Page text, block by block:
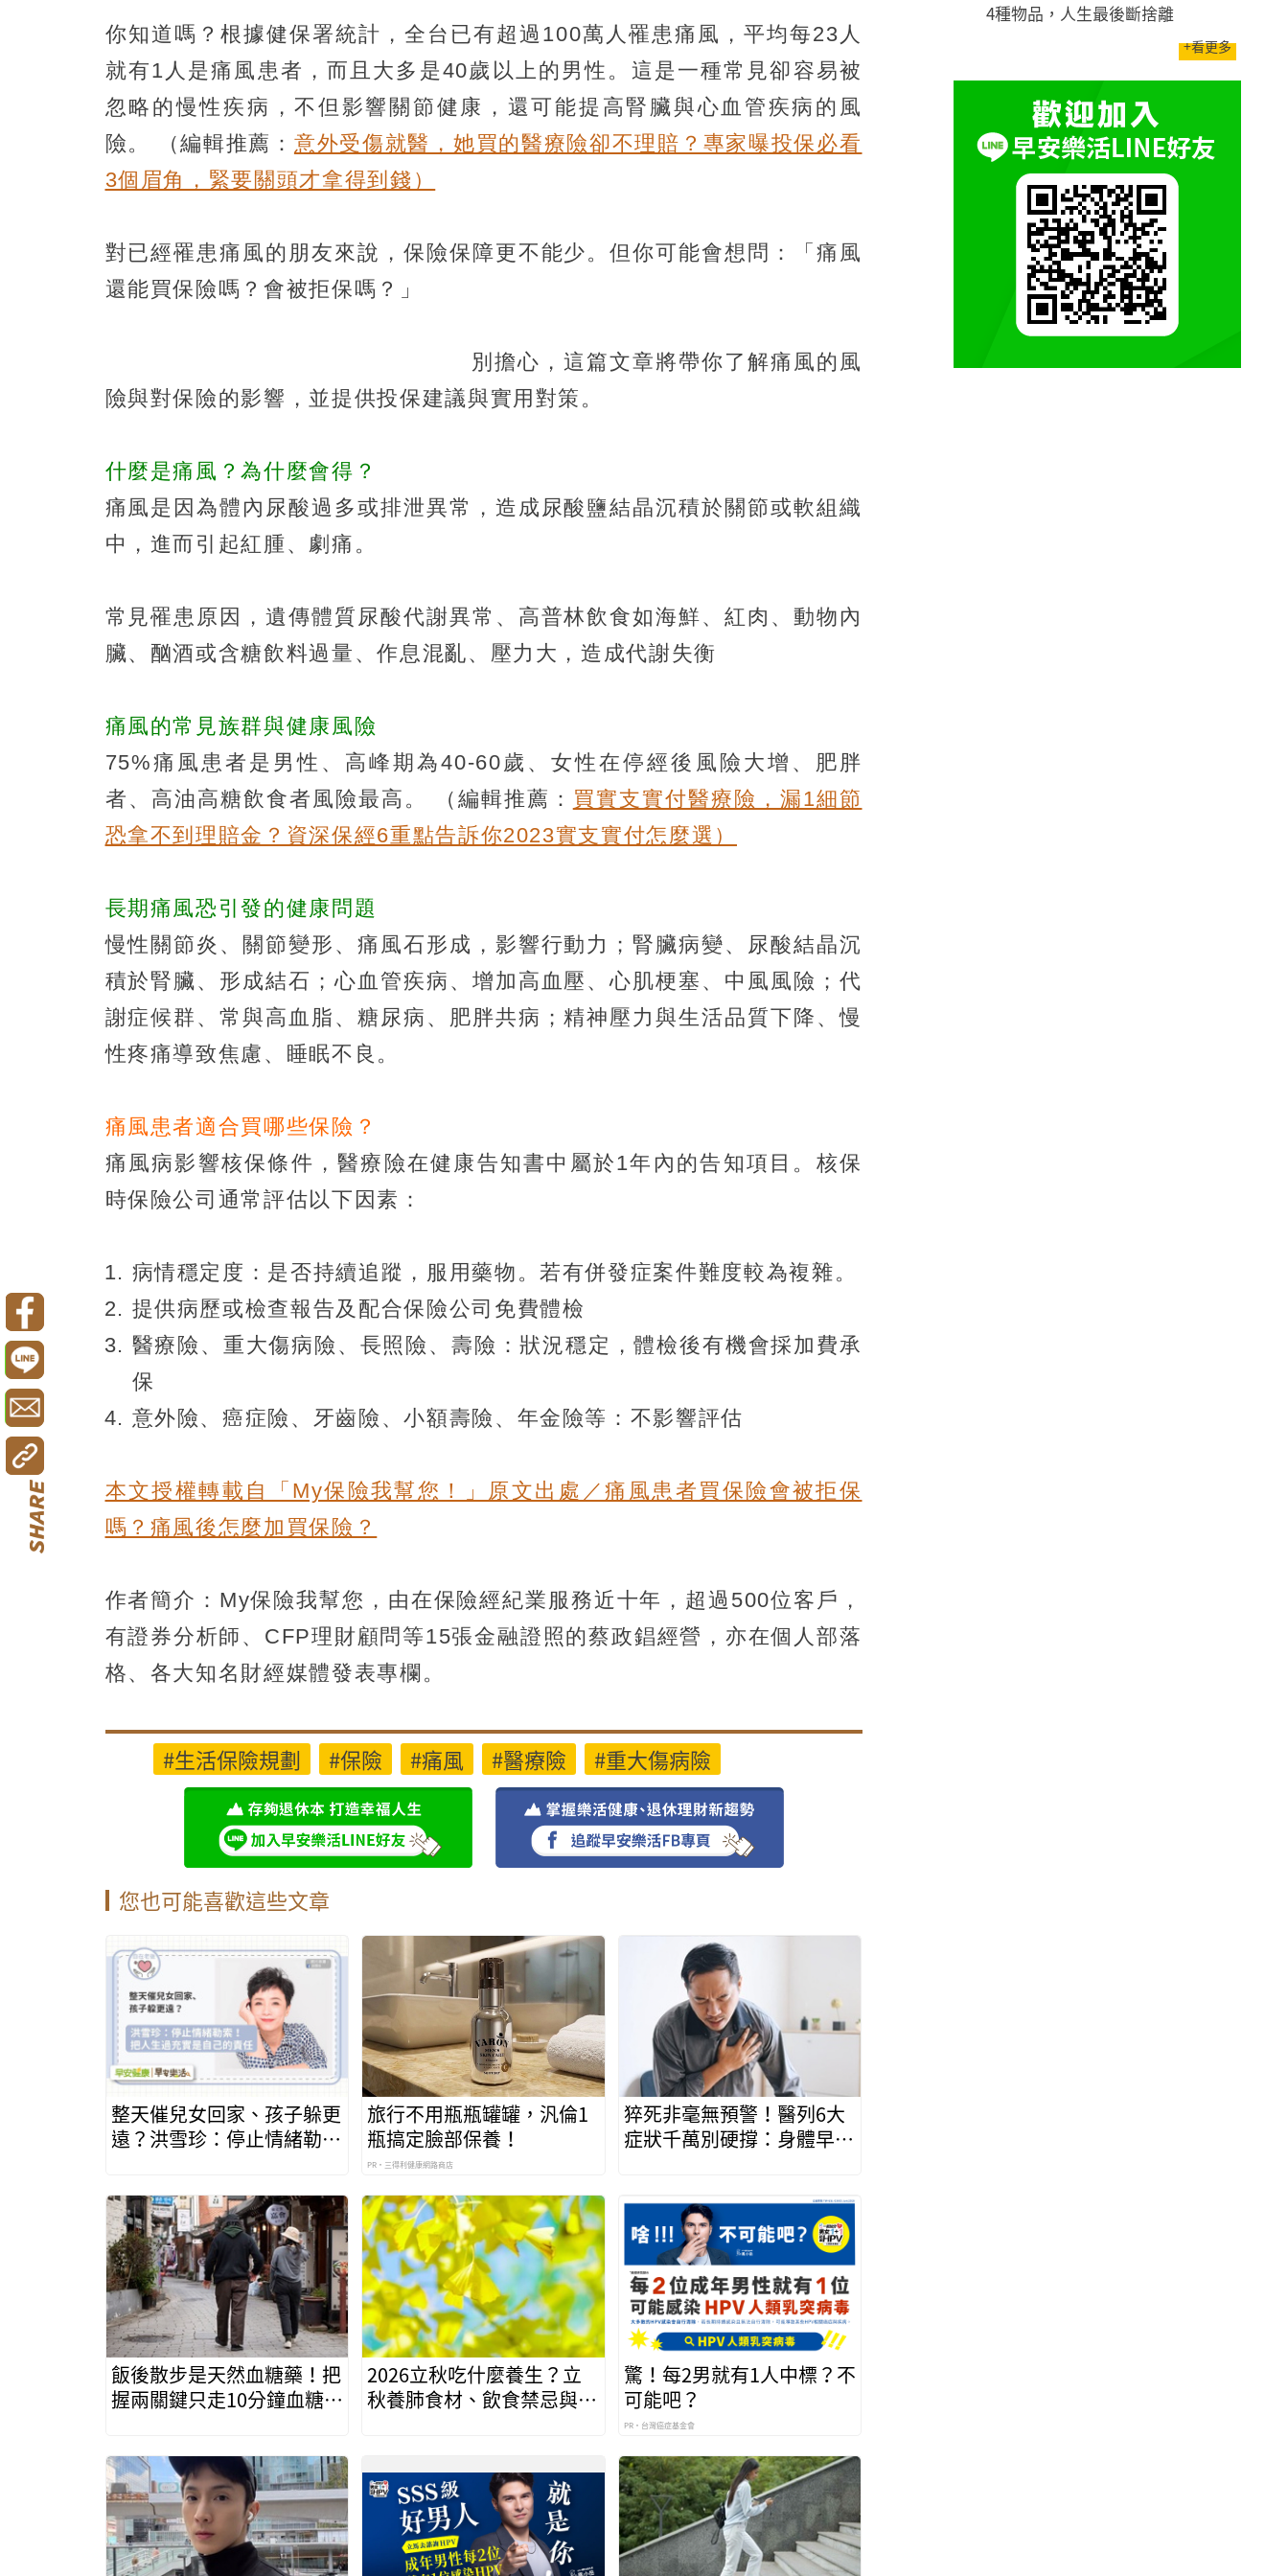
你知道嗎？根據健保署統計，全台已有超過100萬人罹患痛風，平均每23人
就有1人是痛風患者，而且大多是40歲以上的男性。這是一種常見卻容易被
忽略的慢性疾病，不但影響關節健康，還可能提高腎臟與心血管疾病的風
險。
（編輯推薦： 意外受傷就醫，她買的醫療險卻不理賠？專家曝投保必看
3個眉角，緊要關頭才拿得到錢）
對已經罹患痛風的朋友來說，保險保障更不能少。但你可能會想問：「痛風
還能買保險嗎？會被拒保嗎？」
別擔心，這篇文章將帶你了解痛風的風
險與對保險的影響，並提供投保建議與實用對策。
什麼是痛風？為什麼會得？
痛風是因為體內尿酸過多或排泄異常，造成尿酸鹽結晶沉積於關節或軟組織
中，進而引起紅腫、劇痛。
常見罹患原因，遺傳體質尿酸代謝異常、高普林飲食如海鮮、紅肉、動物內
臟、酗酒或含糖飲料過量、作息混亂、壓力大，造成代謝失衡
痛風的常見族群與健康風險
75%痛風患者是男性、高峰期為40-60歲、女性在停經後風險大增、肥胖
者、高油高糖飲食者風險最高。
（編輯推薦： 買實支實付醫療險，漏1細節
恐拿不到理賠金？資深保經6重點告訴你2023實支實付怎麼選）
長期痛風恐引發的健康問題
慢性關節炎、關節變形、痛風石形成，影響行動力；腎臟病變、尿酸結晶沉
積於腎臟、形成結石；心血管疾病、增加高血壓、心肌梗塞、中風風險；代
謝症候群、常與高血脂、糖尿病、肥胖共病；精神壓力與生活品質下降、慢
性疼痛導致焦慮、睡眠不良。
痛風患者適合買哪些保險？
痛風病影響核保條件，醫療險在健康告知書中屬於1年內的告知項目。核保
時保險公司通常評估以下因素：
病情穩定度：是否持續追蹤，服用藥物。若有併發症案件難度較為複雜。
提供病歷或檢查報告及配合保險公司免費體檢
醫療險、重大傷病險、長照險、壽險：狀況穩定，體檢後有機會採加費承
保
意外險、癌症險、牙齒險、小額壽險、年金險等：不影響評估
本文授權轉載自「My保險我幫您！」原文出處／痛風患者買保險會被拒保
嗎？痛風後怎麼加買保險？
作者簡介：My保險我幫您，由在保險經紀業服務近十年，超過500位客戶，
有證券分析師、CFP理財顧問等15張金融證照的蔡政錩經營，亦在個人部落
格、各大知名財經媒體發表專欄。
#生活保險規劃 #保險 #痛風 #醫療險 #重大傷病險
您也可能喜歡這些文章
整天催兒女回家、孩子躲更
遠？洪雪珍：停止情緒勒
任
旅行不用瓶瓶罐罐，汎倫1
瓶搞定臉部保養！
PR・三得利健康網路商店
猝死非毫無預警！醫列6大
症狀千萬別硬撐：身體早有
飯後散步是天然血糖藥！把
握兩關鍵只走10分鐘血糖降
2026立秋吃什麼養生？立
秋養肺食材、飲食禁忌與防
驚！每2男就有1人中標？不
可能吧？
PR・台灣癌症基金會
4種物品，人生最後斷捨離
+看更多